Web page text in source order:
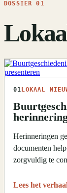
DOSSIER 01
01 LOKAAL
Herinneringen
documenten
zorgvuldig te
Lees het